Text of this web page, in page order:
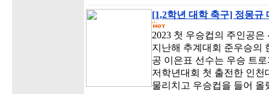
[1,2학년 대학 축구] 정몽
2023 첫 우승컵의 주인공
지난해 추계대회 준우승의
공 이은표 선수는 우승 트
저학년대회 첫 출전한 인천
물리치고 우승컵을 들어